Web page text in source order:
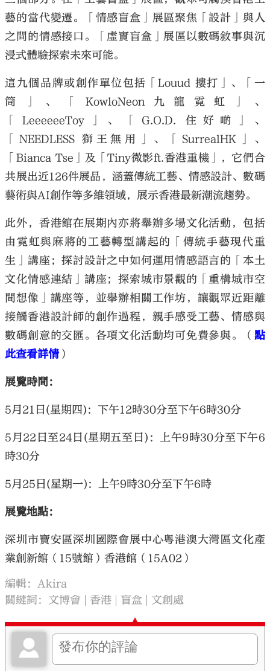
藝的當代變遷。「情感盲盒」展區聚焦「設計」與人
之間的情感接口。「虛實盲盒」展區以數碼敘事與沉
浸式體驗探索未來可能。
這九個品牌或創作單位包括「Louud 摟打」、「一
筒」、「KowloNeon九龍霓虹」、
「LeeeeeeToy」、「G.O.D. 住好啲」、
「NEEDLESS 獅王無用」、「SurrealHK」、
「Bianca Tse」及「Tiny微影ft.香港重機」，它們合
共展出近126件展品，涵蓋傳統工藝、情感設計、數碼
藝術與AI創作等多維領域，展示香港最新潮流趨勢。
此外，香港館在展期內亦將舉辦多場文化活動，包括
由霓虹與麻將的工藝轉型講起的「傳統手藝現代重
生」講座；探討設計之中如何運用情感語言的「本土
文化情感連結」講座；探索城市景觀的「重構城市空
間想像」講座等，並舉辦相關工作坊，讓觀眾近距離
接觸香港設計師的創作過程，親手感受工藝、情感與
數碼創意的交匯。各項文化活動均可免費參與。（ 點
此查看詳情）
展覽時間：
5月21日(星期四)：下午12時30分至下午6時30分
5月22日至24日(星期五至日)：上午9時30分至下午6
時30分
5月25日(星期一)：上午9時30分至下午6時
展覽地點：
深圳市寶安區深圳國際會展中心粵港澳大灣區文化產
業創新館（15號館）香港館（15A02）
編輯：Akira
關鍵詞： 文博會 香港 盲盒 文創處